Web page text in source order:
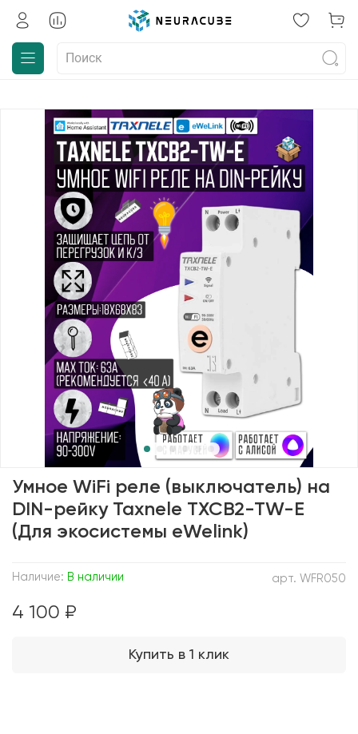
арт. WFR050
Наличие: В наличии
Умное WiFi реле (выключатель) на
DIN-рейку Taxnele TXCB2-TW-E
(Для экосистемы eWelink)
4 100 ₽
Купить в 1 клик